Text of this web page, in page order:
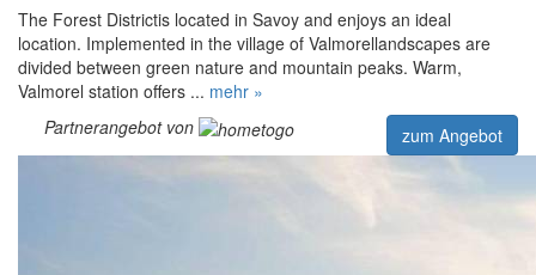
The Forest Districtis located in Savoy and enjoys an ideal
location. Implemented in the village of Valmorellandscapes are
divided between green nature and mountain peaks. Warm,
Valmorel station offers ... mehr »
Partnerangebot von
zum Angebot